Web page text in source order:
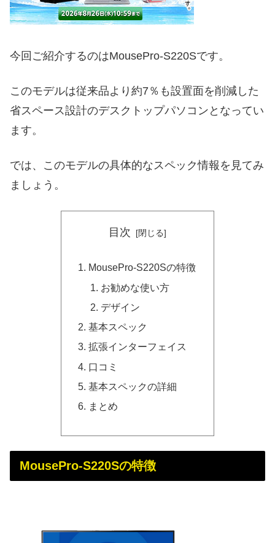
今回ご紹介するのはMousePro-S220Sです。
このモデルは従来品より約7％も設置面を削減した
省スペース設計のデスクトップパソコンとなってい
ます。
では、このモデルの具体的なスペック情報を見てみ
ましょう。
目次
MousePro-S220Sの特徴
お勧めな使い方
デザイン
基本スペック
拡張インターフェイス
口コミ
基本スペックの詳細
まとめ
MousePro-S220Sの特徴